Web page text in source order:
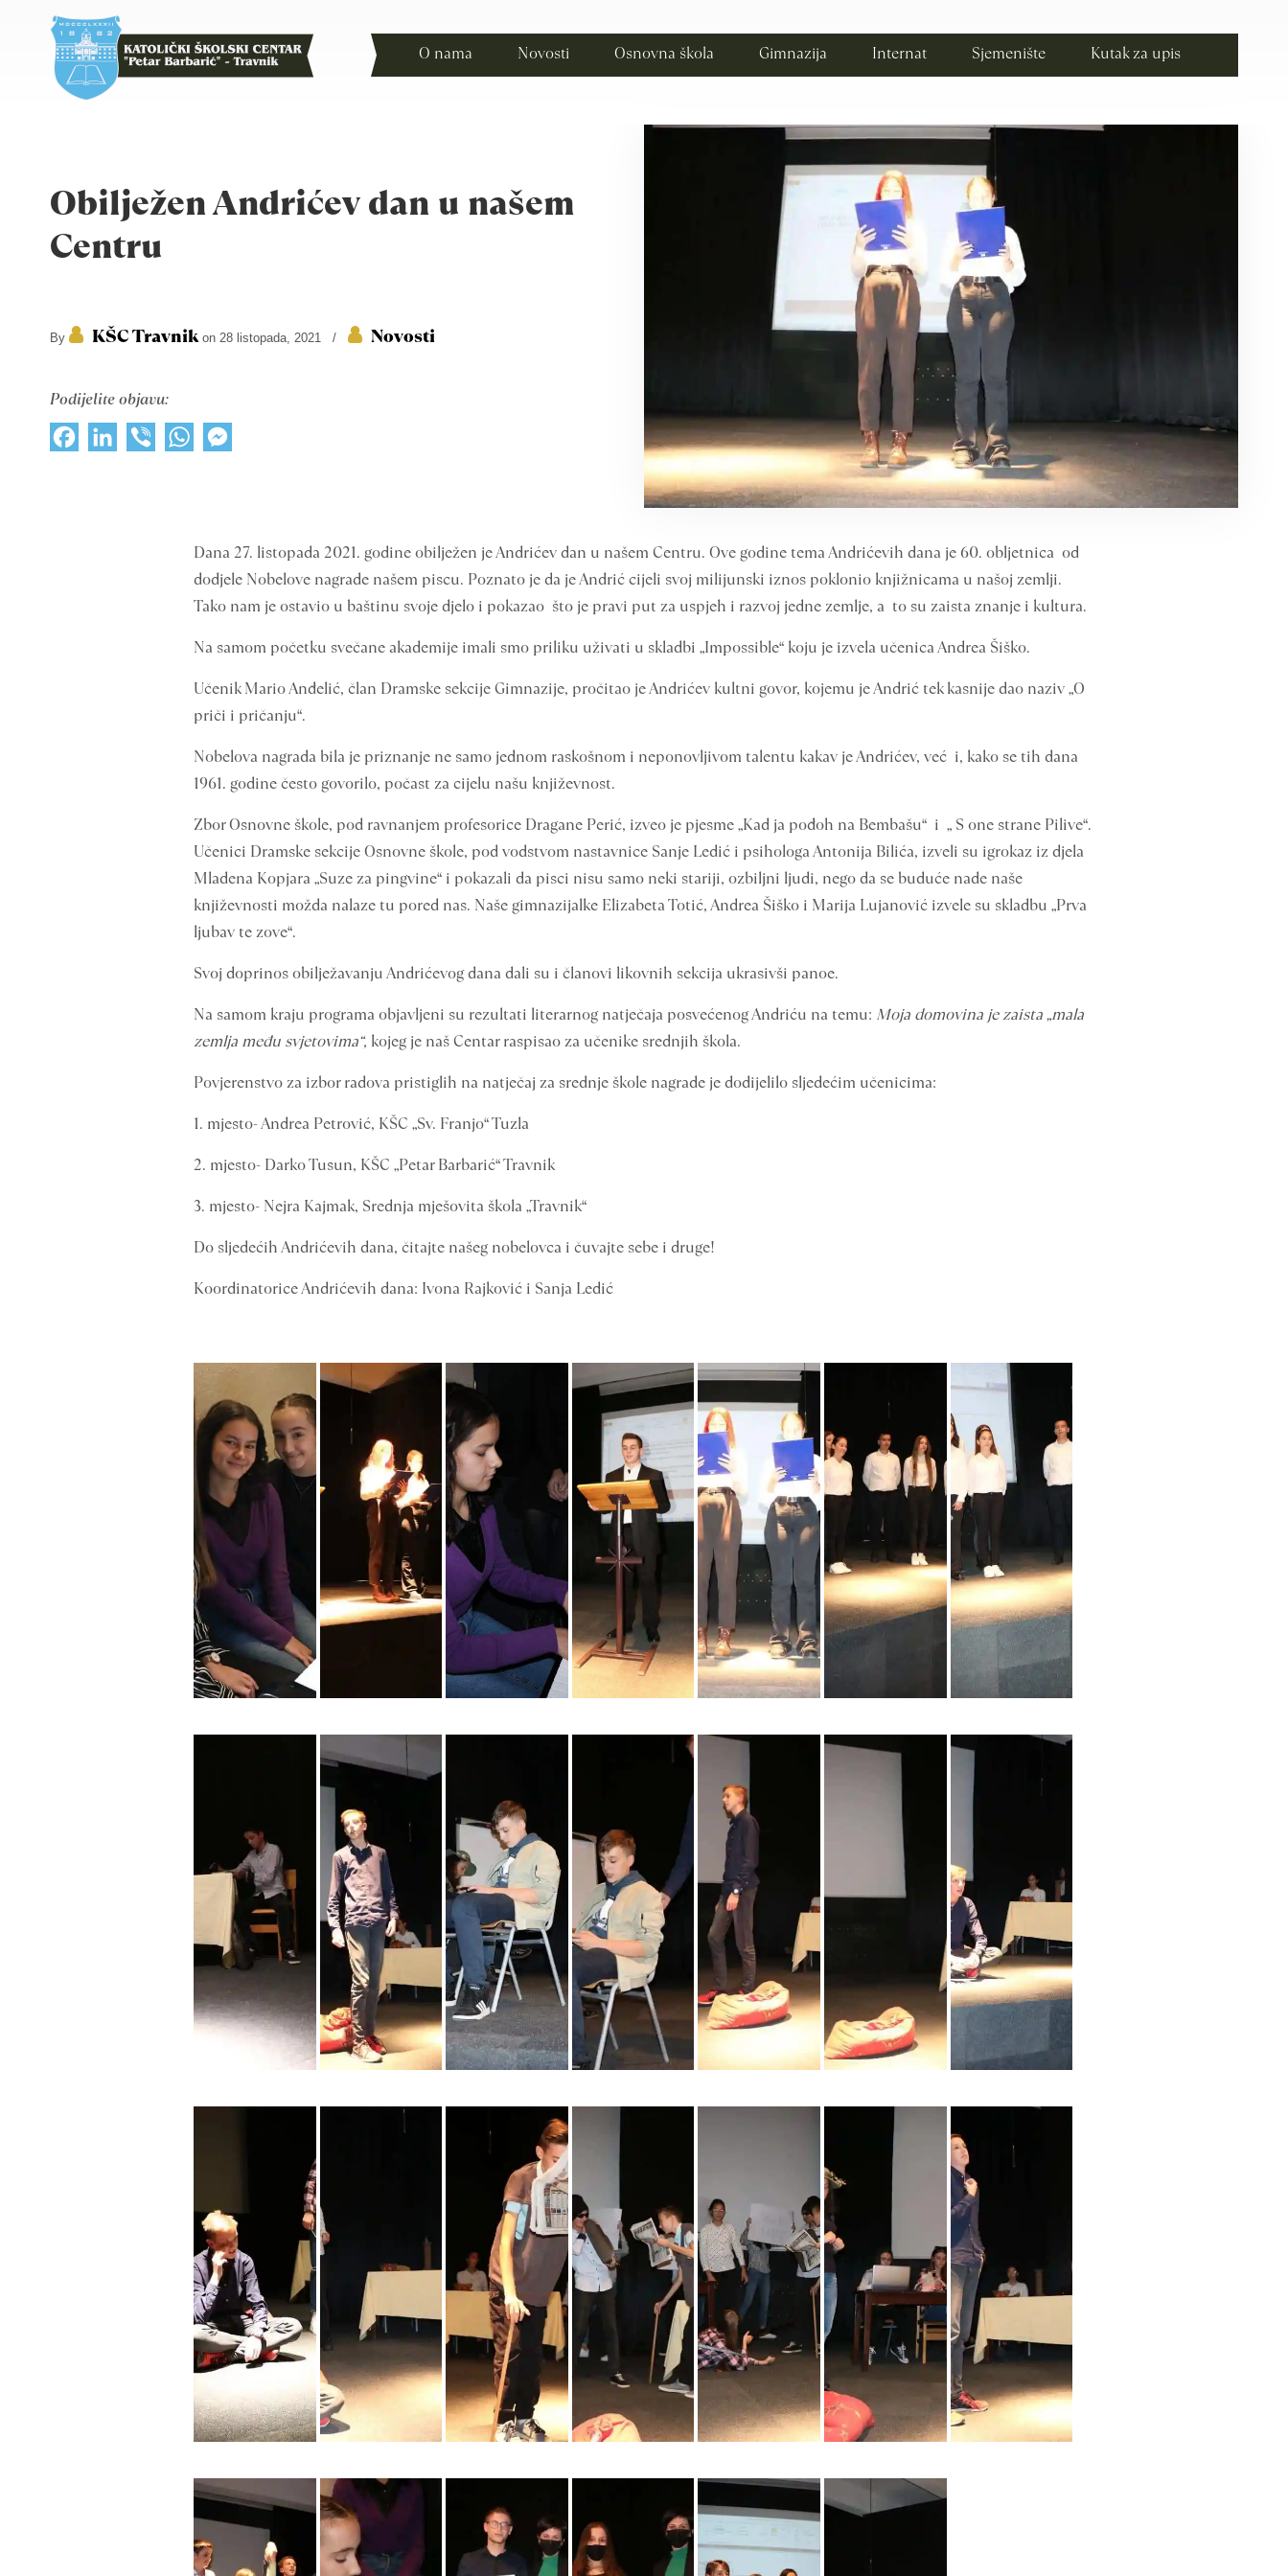
O nama Novosti Osnovna škola Gimnazija Internat Sjemenište Kutak za upis
Obilježen Andrićev dan u našem
Centru
By KŠC Travnikon 28 listopada, 2021 / Novosti
Podijelite objavu:
FacebookLinkedInViber WhatsApp
Dana 27. listopada 2021. godine obilježen je Andrićev dan u našem Centru. Ove godine tema Andrićevih dana je 60. obljetnica od
dodjele Nobelove nagrade našem piscu. Poznato je da je Andrić cijeli svoj milijunski iznos poklonio knjižnicama u našoj zemlji.
Tako nam je ostavio u baštinu svoje djelo i pokazao što je pravi put za uspjeh i razvoj jedne zemlje, a to su zaista znanje i kultura.
Na samom početku svečane akademije imali smo priliku uživati u skladbi „Impossible“ koju je izvela učenica Andrea Šiško.
Učenik Mario Anđelić, član Dramske sekcije Gimnazije, pročitao je Andrićev kultni govor, kojemu je Andrić tek kasnije dao naziv „O
priči i pričanju“.
Nobelova nagrada bila je priznanje ne samo jednom raskošnom i neponovljivom talentu kakav je Andrićev, već i, kako se tih dana
1961. godine često govorilo, počast za cijelu našu književnost.
Zbor Osnovne škole, pod ravnanjem profesorice Dragane Perić, izveo je pjesme „Kad ja pođoh na Bembašu“ i „ S one strane Pilive“.
Učenici Dramske sekcije Osnovne škole, pod vodstvom nastavnice Sanje Ledić i psihologa Antonija Bilića, izveli su igrokaz iz djela
Mladena Kopjara „Suze za pingvine“ i pokazali da pisci nisu samo neki stariji, ozbiljni ljudi, nego da se buduće nade naše
književnosti možda nalaze tu pored nas. Naše gimnazijalke Elizabeta Totić, Andrea Šiško i Marija Lujanović izvele su skladbu „Prva
ljubav te zove“.
Svoj doprinos obilježavanju Andrićevog dana dali su i članovi likovnih sekcija ukrasivši panoe.
Na samom kraju programa objavljeni su rezultati literarnog natječaja posvećenog Andriću na temu: Moja domovina je zaista „mala
zemlja među svjetovima“, kojeg je naš Centar raspisao za učenike srednjih škola.
Povjerenstvo za izbor radova pristiglih na natječaj za srednje škole nagrade je dodijelilo sljedećim učenicima:
1. mjesto- Andrea Petrović, KŠC „Sv. Franjo“ Tuzla
2. mjesto- Darko Tusun, KŠC „Petar Barbarić“ Travnik
3. mjesto- Nejra Kajmak, Srednja mješovita škola „Travnik“
Do sljedećih Andrićevih dana, čitajte našeg nobelovca i čuvajte sebe i druge!
Koordinatorice Andrićevih dana: Ivona Rajković i Sanja Ledić